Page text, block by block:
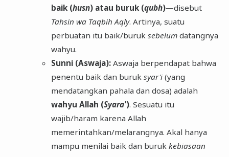
baik (husn) atau buruk (qubh)—disebut
Tahsin wa Taqbih Aqly. Artinya, suatu
perbuatan itu baik/buruk sebelumdatangnya
wahyu.
Sunni (Aswaja):Aswaja berpendapat bahwa
penentu baik dan buruk syar'i(yang
mendatangkan pahala dan dosa) adalah
wahyu Allah (Syara'). Sesuatu itu
wajib/haram karena Allah
memerintahkan/melarangnya. Akal hanya
mampu menilai baik dan buruk kebiasaan